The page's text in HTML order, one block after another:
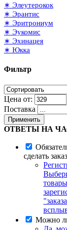
∗ Элеутерокок
∗ Эрантис
∗ Эритрониум
∗ Эукомис
∗ Эхинацея
∗ Юкка
Фильтр
Цена от:
Поставка
Применить
ОТВЕТЫ НА
сделать
Можно